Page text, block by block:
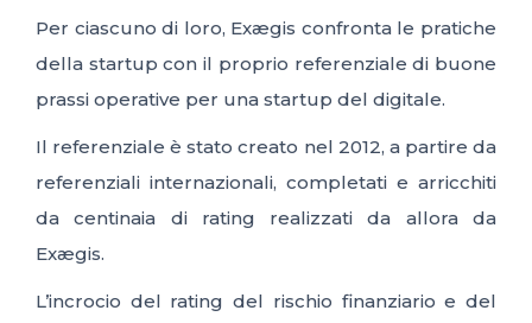
Per ciascuno di loro, Exægis confronta le pratiche
della startup con il proprio referenziale di buone
prassi operative per una startup del digitale.
Il referenziale è stato creato nel 2012, a partire da
referenziali internazionali, completati e arricchiti
da centinaia di rating realizzati da allora da
Exægis.
L’incrocio del rating del rischio finanziario e del